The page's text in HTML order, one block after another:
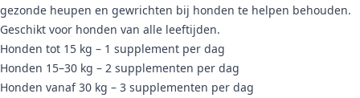
gezonde heupen en gewrichten bij honden te helpen behouden.
Geschikt voor honden van alle leeftijden.
Honden tot 15 kg – 1 supplement per dag
Honden 15–30 kg – 2 supplementen per dag
Honden vanaf 30 kg – 3 supplementen per dag